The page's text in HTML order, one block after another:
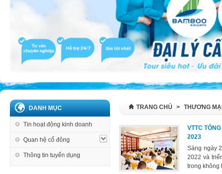
DANH MỤC
Tin hoạt động kinh doanh
Quan hệ cổ đông
Thông tin tuyển dụng
TRANG CHỦ > THƯƠNG
VTTC
2023
Sáng ngày
2022 và
trong không